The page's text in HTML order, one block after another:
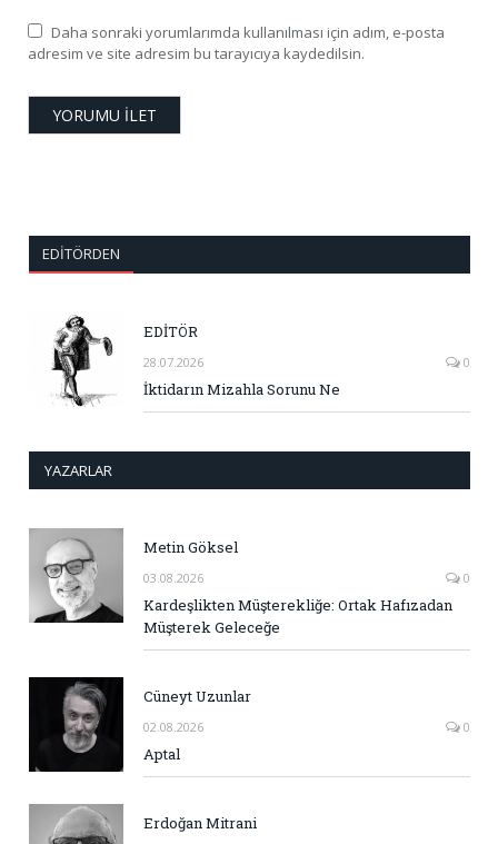
Daha sonraki yorumlarımda kullanılması için adım, e-posta
adresim ve site adresim bu tarayıcıya kaydedilsin.
EDITÖRDEN
EDİTÖR
28.07.2026 0
İktidarın Mizahla Sorunu Ne
YAZARLAR
Metin Göksel
03.08.2026 0
Kardeşlikten Müşterekliğe: Ortak Hafızadan
Müşterek Geleceğe
Cüneyt Uzunlar
02.08.2026 0
Aptal
Erdoğan Mitrani